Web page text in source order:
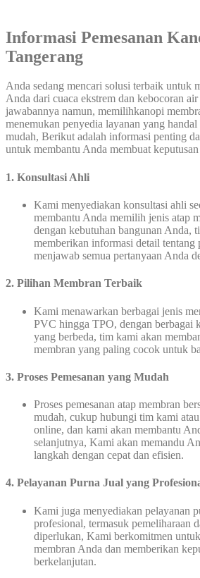
Informasi Pemesanan
Tangerang
Anda sedang mencari solusi terbaik untuk
Anda dari cuaca ekstrem dan kebocoran
jawabannya namun, memilihkanopi
menemukan penyedia layanan yang
mudah, Berikut adalah informasi penting
untuk membantu Anda membuat
1. Konsultasi Ahli
Kami menyediakan konsultasi ahli
membantu Anda memilih jenis atap
dengan kebutuhan bangunan Anda,
memberikan informasi detail tentang
menjawab semua pertanyaan Anda
2. Pilihan Membran Terbaik
Kami menawarkan berbagai jenis
PVC hingga TPO, dengan berbagai
yang berbeda, tim kami akan
membran yang paling cocok untuk
3. Proses Pemesanan yang Mudah
Proses pemesanan atap membran
mudah, cukup hubungi tim kami
online, dan kami akan membantu
selanjutnya, Kami akan memandu
langkah dengan cepat dan efisien.
4. Pelayanan Purna Jual yang
Kami juga menyediakan pelayanan
profesional, termasuk pemeliharaan
diperlukan, Kami berkomitmen
membran Anda dan memberikan
berkelanjutan.